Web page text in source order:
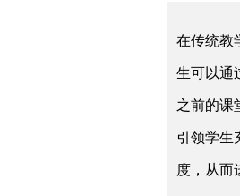
在传统教
生可以通
之前的课
引领学生
度，从而